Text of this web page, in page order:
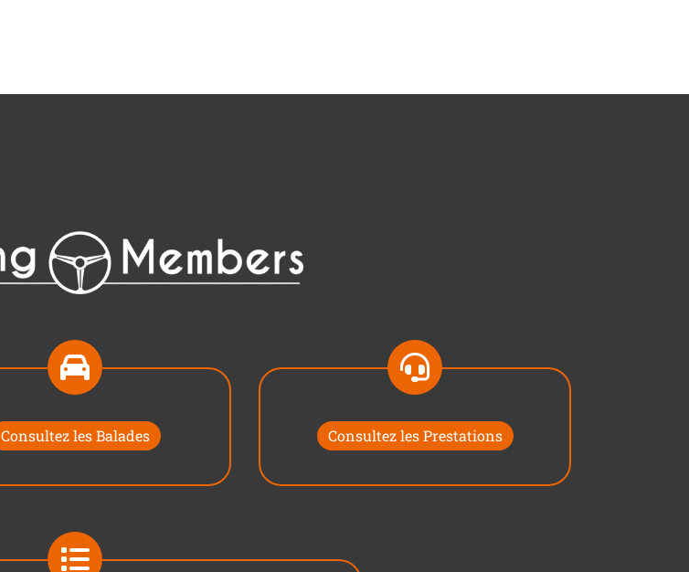
Consultez les Balades Consultez les Prestations